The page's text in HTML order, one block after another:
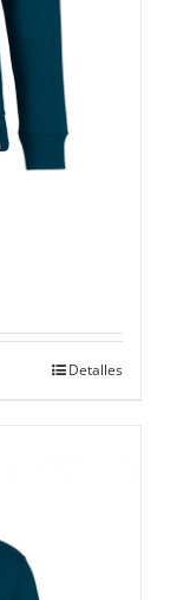
Detalles